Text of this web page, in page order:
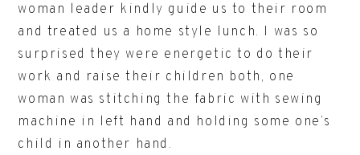
woman leader kindly guide us to their room
and treated us a home style lunch. I was so
surprised they were energetic to do their
work and raise their children both, one
woman was stitching the fabric with sewing
machine in left hand and holding some one’s
child in another hand.